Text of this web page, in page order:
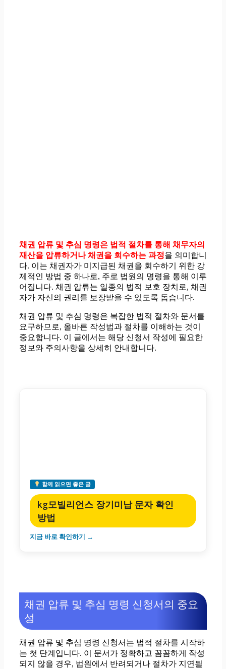
채권 압류 및 추심 명령은 법적 절차를 통해 채무자의
재산을 압류하거나 채권을 회수하는 과정을 의미합니
다. 이는 채권자가 미지급된 채권을 회수하기 위한 강
제적인 방법 중 하나로, 주로 법원의 명령을 통해 이루
어집니다. 채권 압류는 일종의 법적 보호 장치로, 채권
자가 자신의 권리를 보장받을 수 있도록 돕습니다.
채권 압류 및 추심 명령은 복잡한 법적 절차와 문서를
요구하므로, 올바른 작성법과 절차를 이해하는 것이
중요합니다. 이 글에서는 해당 신청서 작성에 필요한
정보와 주의사항을 상세히 안내합니다.
함께 읽으면 좋은 글
kg모빌리언스 장기미납 문자 확인
방법
지금 바로 확인하기 →
채권 압류 및 추심 명령 신청서의 중요
성
채권 압류 및 추심 명령 신청서는 법적 절차를 시작하
는 첫 단계입니다. 이 문서가 정확하고 꼼꼼하게 작성
되지 않을 경우, 법원에서 반려되거나 절차가 지연될